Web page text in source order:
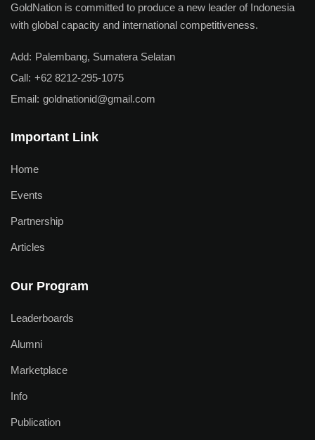
GoldNation is committed to produce a new leader of Indonesia
with global capacity and international competitiveness.
Add: Palembang, Sumatera Selatan
Call: +62 8212-295-1075
Email: goldnationid@gmail.com
Important Link
Home
Events
Partnership
Articles
Our Program
Leaderboards
Alumni
Marketplace
Info
Publication